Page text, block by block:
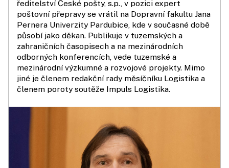
ředitelství České pošty, s.p., v pozici expert
poštovní přepravy se vrátil na Dopravní fakultu Jana
Pernera Univerzity Pardubice, kde v současné době
působí jako děkan. Publikuje v tuzemských a
zahraničních časopisech a na mezinárodních
odborných konferencích, vede tuzemské a
mezinárodní výzkumné a rozvojové projekty. Mimo
jiné je členem redakční rady měsíčníku Logistika a
členem poroty soutěže Impuls Logistika.